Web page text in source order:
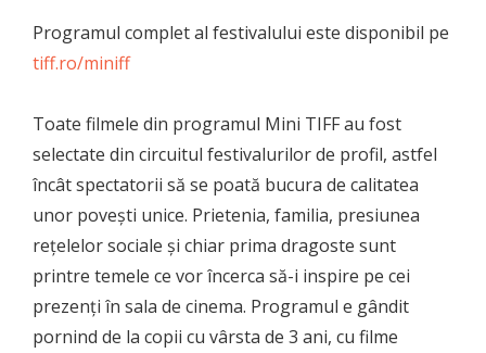
Programul complet al festivalului este disponibil pe
tiff.ro/miniff
Toate filmele din programul Mini TIFF au fost
selectate din circuitul festivalurilor de profil, astfel
încât spectatorii să se poată bucura de calitatea
unor povești unice. Prietenia, familia, presiunea
rețelelor sociale și chiar prima dragoste sunt
printre temele ce vor încerca să-i inspire pe cei
prezenți în sala de cinema. Programul e gândit
pornind de la copii cu vârsta de 3 ani, cu filme